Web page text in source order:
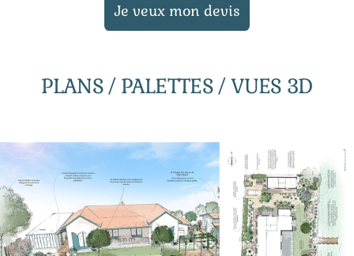
Je veux mon devis
PLANS / PALETTES / VUES 3D